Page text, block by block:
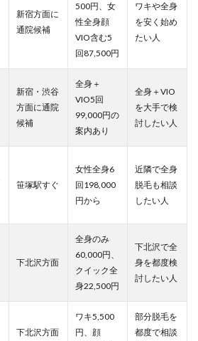
新宿方面に
通院候補
500円、女
性全身顔
VIO含む5
回87,500円
ワキや全身
を安く始め
たい人
新宿・渋谷
方面に通院
候補
全身＋
VIO5回
99,000円の
案内あり
全身＋VIO
を大手で検
討したい人
笹塚駅すぐ
女性全身6
回198,000
円から
近隣で全身
脱毛も相談
したい人
下北沢方面
全身のみ
60,000円、
クイック全
身22,500円
下北沢で全
身を都度検
討したい人
下北沢方面
ワキ5,500
円、顔
部分脱毛を
都度で相談